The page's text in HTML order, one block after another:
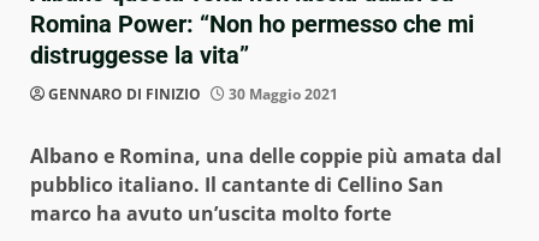
Romina Power: “Non ho permesso che mi
distruggesse la vita”
GENNARO DI FINIZIO 30 Maggio 2021
Albano e Romina, una delle coppie più amata dal
pubblico italiano. Il cantante di Cellino San
marco ha avuto un’uscita molto forte